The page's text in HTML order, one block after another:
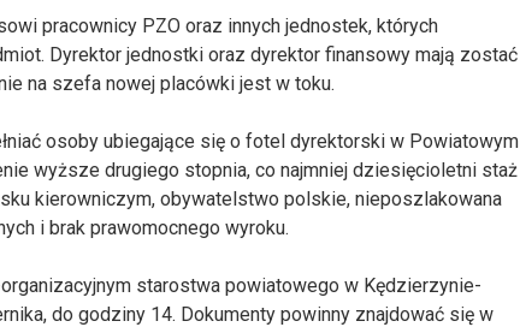
pracownicy PZO oraz innych jednostek, których
Dyrektor jednostki oraz dyrektor finansowy mają zostać
na szefa nowej placówki jest w toku.
osoby ubiegające się o fotel dyrektorski w Powiatowym
wyższe drugiego stopnia, co najmniej dziesięcioletni staż
kierowniczym, obywatelstwo polskie, nieposzlakowana
i brak prawomocnego wyroku.
starostwa powiatowego w Kędzierzynie-
do godziny 14. Dokumenty powinny znajdować się w